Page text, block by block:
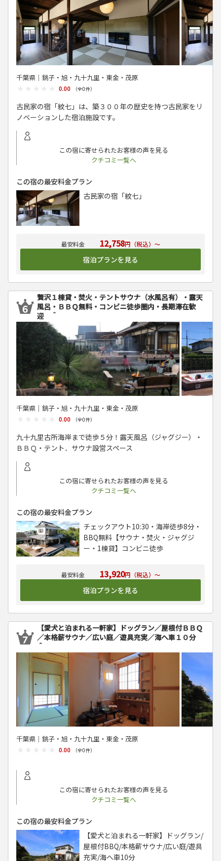
千葉県│銚子・旭・九十九里・東金・茂原
0.00 （全0件）
古民家の宿「紋七」は、築３００年の歴史を持つ古民家をリ
ノベーションした宿泊施設です。
この宿に寄せられたお客様の声を見る
クチコミ一覧へ
12,758円（税込）～
宿泊プランを見る
この宿の最安料金プラン
古民家の宿「紋七」
贅沢１棟貸・焚火・テントサウナ（水風呂有）・露天
風呂・ＢＢＱ無料・コンビニ徒歩圏内・長期滞在歓
迎 ＾
千葉県│銚子・旭・九十九里・東金・茂原
0.00 （全0件）
九十九里古所海岸まで徒歩５分！露天風呂（ジャグジー）・
ＢＢＱ・テント．サウナ設営スペース
この宿に寄せられたお客様の声を見る
クチコミ一覧へ
13,920円（税込）～
宿泊プランを見る
この宿の最安料金プラン
チェックアウト10:30・海岸徒歩8分・
BBQ無料【サウナ・焚火・ジャグジ
ー・1棟貸】コンビニ徒歩
【愛犬と泊まれる一軒家】ドッグラン／屋根付ＢＢＱ
／本格薪サウナ／広い庭／遊具充実／海へ車１０分
＾
千葉県│銚子・旭・九十九里・東金・茂原
0.00 （全0件）
この宿に寄せられたお客様の声を見る
クチコミ一覧へ
この宿の最安料金プラン
【愛犬と泊まれる一軒家】ドッグラン/
屋根付BBQ/本格薪サウナ/広い庭/遊具
充実/海へ車10分